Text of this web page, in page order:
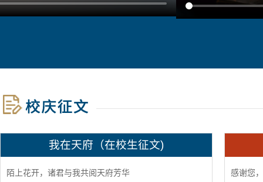
我在天府（在校生征文)
陌上花开，诸君与我共阅天府芳华 感谢您